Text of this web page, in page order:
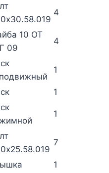
4
10 ОТ
09
4
1
1
1
7
1